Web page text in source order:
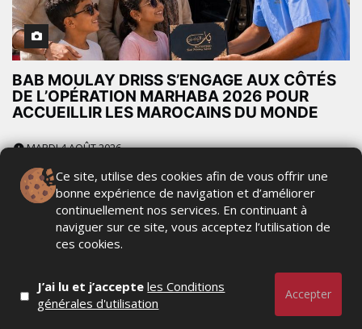
BAB MOULAY DRISS S’ENGAGE AUX CÔTÉS
DE L’OPÉRATION MARHABA 2026 POUR
ACCUEILLIR LES MAROCAINS DU MONDE
MARDI 4 AOÛT 2026
Ce site, utilise des cookies afin de vous offrir une
bonne expérience de navigation et d’améliorer
continuellement nos services. En continuant à
naviguer sur ce site, vous acceptez l’utilisation de
ces cookies.
J’ai lu et j’accepteles Conditions
générales d'utilisation
Accepter